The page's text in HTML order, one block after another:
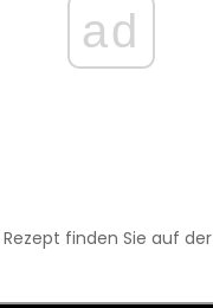
ad
finden Sie auf der